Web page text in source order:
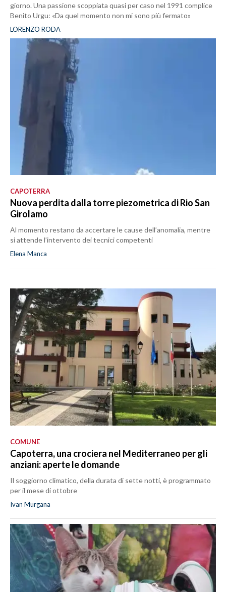
giorno. Una passione scoppiata quasi per caso nel 1991 complice
Benito Urgu: «Da quel momento non mi sono più fermato»
LORENZO RODA
CAPOTERRA
Nuova perdita dalla torre piezometrica di Rio San
Girolamo
Al momento restano da accertare le cause dell’anomalia, mentre
si attende l’intervento dei tecnici competenti
Elena Manca
COMUNE
Capoterra, una crociera nel Mediterraneo per gli
anziani: aperte le domande
Il soggiorno climatico, della durata di sette notti, è programmato
per il mese di ottobre
Ivan Murgana